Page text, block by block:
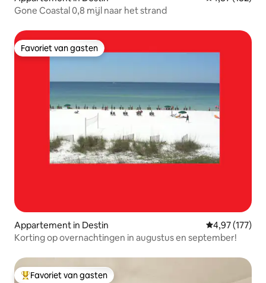
Gone Coastal 0,8 mijl naar het strand
Favoriet van gasten
Favoriet van gasten
Appartement in Destin Gemiddelde
4,97 (177)
Korting op overnachtingen in augustus en september!
Topfavoriet van gasten
Favoriet van gasten